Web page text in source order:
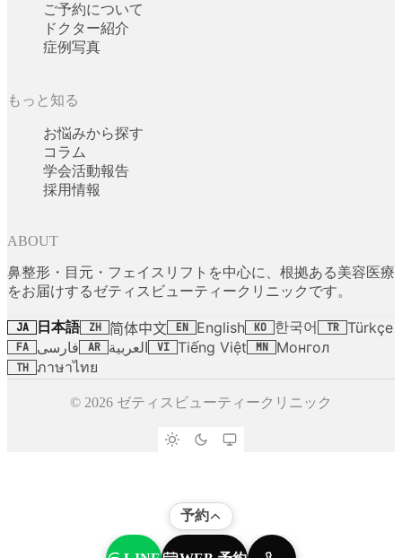
ご予約について
ドクター紹介
症例写真
もっと知る
お悩みから探す
コラム
学会活動報告
採用情報
ABOUT
鼻整形・目元・フェイスリフトを中心に、根拠ある美容医療
をお届けするゼティスビューティークリニックです。
JA 日本語 ZH 简体中文 EN English KO 한국어 TR Türkçe
FA فارسی AR العربية VI Tiếng Việt MN Монгол
TH ภาษาไทย
© 2026 ゼティスビューティークリニック
予約